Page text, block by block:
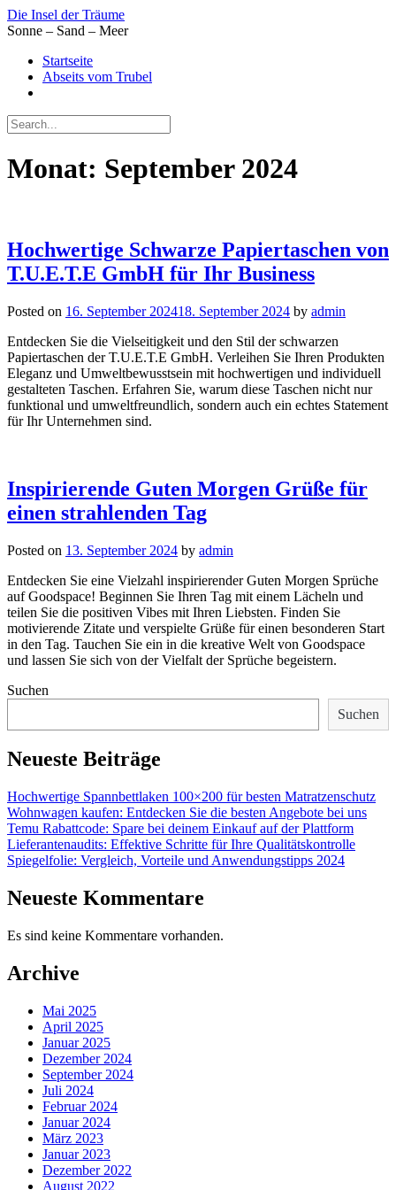
Skip
to
Die Insel der Träume
Sonne – Sand – Meer
Startseite
Abseits vom Trubel
Monat: September 2024
Hochwertige Schwarze Papiertaschen von
T.U.E.T.E GmbH für Ihr Business
Posted on 16. September 202418. September 2024 by admin
Entdecken Sie die Vielseitigkeit und den Stil der schwarzen
Papiertaschen der T.U.E.T.E GmbH. Verleihen Sie Ihren Produkten
Eleganz und Umweltbewusstsein mit hochwertigen und individuell
gestalteten Taschen. Erfahren Sie, warum diese Taschen nicht nur
funktional und umweltfreundlich, sondern auch ein echtes Statement
für Ihr Unternehmen sind.
Inspirierende Guten Morgen Grüße für
einen strahlenden Tag
Posted on 13. September 2024 by admin
Entdecken Sie eine Vielzahl inspirierender Guten Morgen Sprüche
auf Goodspace! Beginnen Sie Ihren Tag mit einem Lächeln und
teilen Sie die positiven Vibes mit Ihren Liebsten. Finden Sie
motivierende Zitate und verspielte Grüße für einen besonderen Start
in den Tag. Tauchen Sie ein in die kreative Welt von Goodspace
und lassen Sie sich von der Vielfalt der Sprüche begeistern.
Suchen
Suchen
Neueste Beiträge
Hochwertige Spannbettlaken 100×200 für besten Matratzenschutz
Wohnwagen kaufen: Entdecken Sie die besten Angebote bei uns
Temu Rabattcode: Spare bei deinem Einkauf auf der Plattform
Lieferantenaudits: Effektive Schritte für Ihre Qualitätskontrolle
Spiegelfolie: Vergleich, Vorteile und Anwendungstipps 2024
Neueste Kommentare
Es sind keine Kommentare vorhanden.
Archive
Mai 2025
April 2025
Januar 2025
Dezember 2024
September 2024
Juli 2024
Februar 2024
Januar 2024
März 2023
Januar 2023
Dezember 2022
August 2022